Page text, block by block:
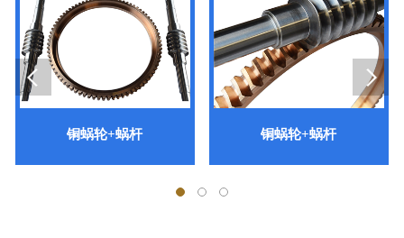
铜蜗轮+蜗杆 铜蜗轮+蜗杆